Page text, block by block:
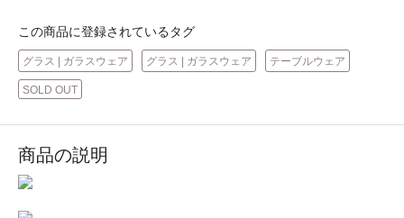
この商品に登録されているタグ
グラス | ガラスウェア グラス | ガラスウェア テーブルウェア
SOLD OUT
商品の説明